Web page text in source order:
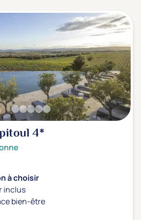
Avis-Vérifiés
(0)
(0)
(0)
4*
à choisir
inclus
bien-être